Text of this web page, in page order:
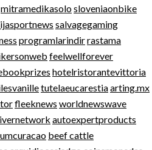
mitramedikasolosloveniaonbike
salvagegaming
programlarindirrastama
feelwellforever
hotelristorantevittoria
tutelaeucarestiaarting.mx
fleeknews worldnewswave
autoexpertproducts
beef cattle